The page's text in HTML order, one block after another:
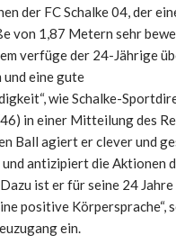
der FC Schalke 04, der
von 1,87 Metern sehr
verfüge der 24-Jährige
und eine gute
wie Schalke-
in einer Mitteilung des
Ball agiert er clever und
antizipiert die Aktionen
ist er für seine 24 Jahre
positive Körpersprache“,
ein.